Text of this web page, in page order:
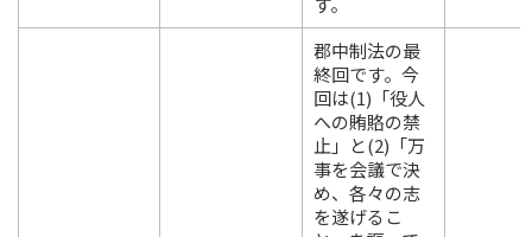
郡中制法の最
終回です。今
回は(1)「役人
への賄賂の禁
止」と(2)「万
事を会議で決
め、各々の志
を遂げるこ